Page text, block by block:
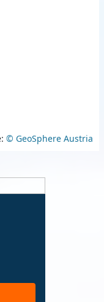
© GeoSphere Austria